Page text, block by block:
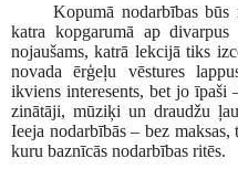
Kopumā nodarbības
katra kopgarumā ap
nojaušams, katrā lekcijā tiks
novada ērģeļu vēstures
ikviens interesents, bet jo īpaši
zinātāji, mūziķi un draudžu
Ieeja nodarbībās – bez
kuru baznīcās nodarbības ritēs.